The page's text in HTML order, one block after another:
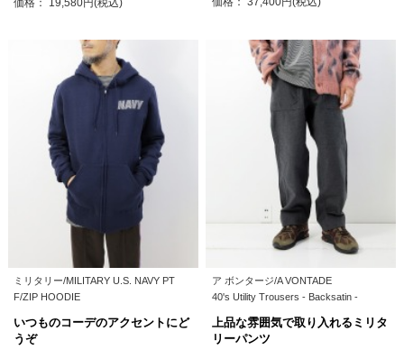
価格： 19,580円(税込)
ミリタリー/MILITARY U.S. NAVY PT
F/ZIP HOODIE
いつものコーデのアクセントにど
うぞ
ア ボンタージ/A VONTADE
40's Utility Trousers - Backsatin -
上品な雰囲気で取り入れるミリタ
リーパンツ